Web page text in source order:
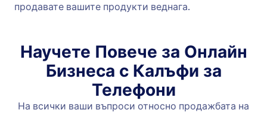
продавате вашите продукти веднага.
Научете Повече за Онлайн
Бизнеса с Калъфи за
Телефони
На всички ваши въпроси относно продажбата на